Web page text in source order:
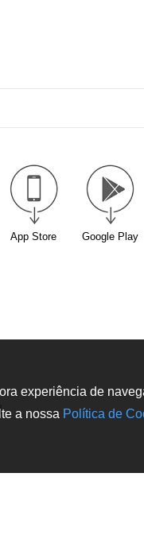
App Store Google Play
experiência de
a nossa Política de